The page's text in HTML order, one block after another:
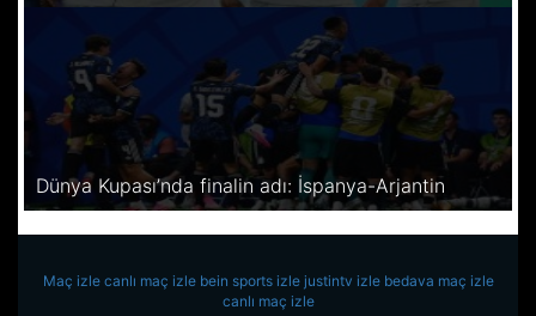
Dünya Kupası’nda finalin adı: İspanya-Arjantin
Maç izle canlı maç izle bein sports izle justintv izle bedava maç izle
canlı maç izle